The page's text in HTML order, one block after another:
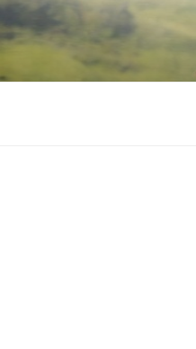
Aller
au
principal